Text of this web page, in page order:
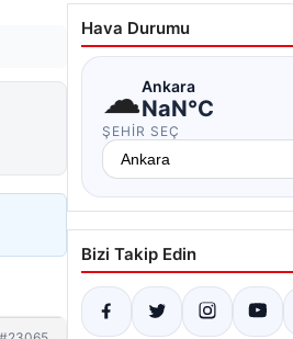
Hava Durumu
☁Ankara
NaN°C
ŞEHIR SEÇ
Bizi Takip Edin